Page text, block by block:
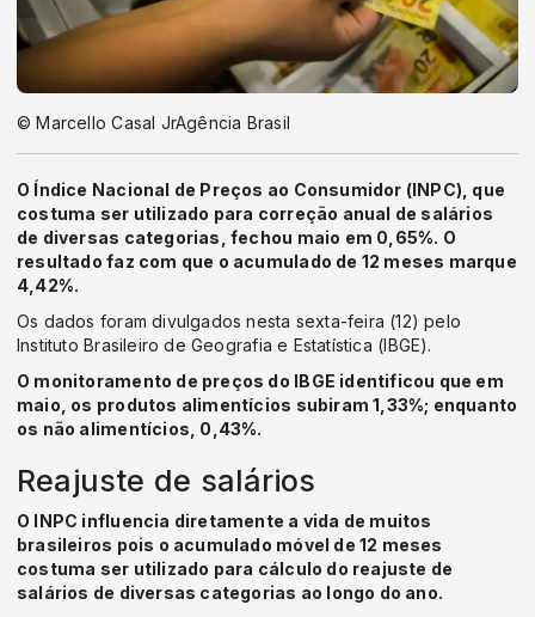
© Marcello Casal JrAgência Brasil
O Índice Nacional de Preços ao Consumidor (INPC), que
costuma ser utilizado para correção anual de salários
de diversas categorias, fechou maio em 0,65%. O
resultado faz com que o acumulado de 12 meses marque
4,42%.
Os dados foram divulgados nesta sexta-feira (12) pelo
Instituto Brasileiro de Geografia e Estatística (IBGE).
O monitoramento de preços do IBGE identificou que em
maio, os produtos alimentícios subiram 1,33%; enquanto
os não alimentícios, 0,43%.
Reajuste de salários
O INPC influencia diretamente a vida de muitos
brasileiros pois o acumulado móvel de 12 meses
costuma ser utilizado para cálculo do reajuste de
salários de diversas categorias ao longo do ano.